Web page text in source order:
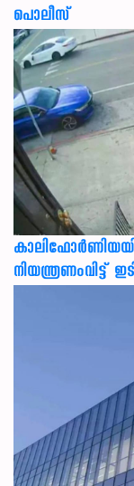
പൊലീസ്
നിയന്ത്രണംവിട്ട്